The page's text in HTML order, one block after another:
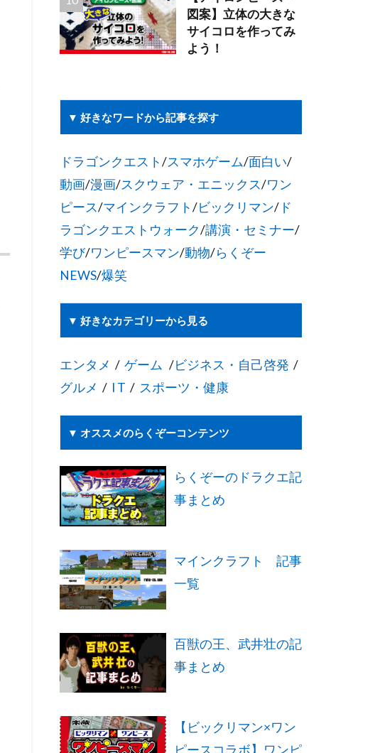
図案】立体の大きな
サイコロを作ってみ
よう！
▼ 好きなワードから記事を探す
ドラゴンクエスト/スマホゲーム/面白い/
動画/漫画/スクウェア・エニックス/ワン
ピース/マインクラフト/ビックリマン/ ド
ラゴンクエストウォーク/講演・セミナー/
学び/ワンピースマン/動物/らくぞー
NEWS/爆笑
▼ 好きなカテゴリーから見る
エンタメ / ゲーム /ビジネス・自己啓発 /
グルメ / I T / スポーツ・健康
▼ オススメのらくぞーコンテンツ
らくぞーのドラクエ記
事まとめ
マインクラフト 記事
一覧
百獣の王、武井壮の記
事まとめ
【ビックリマン×ワン